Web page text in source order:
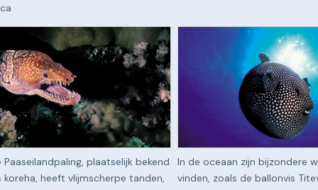
Paaseilandpaling, plaatselijk bekend
koreha, heeft vlijmscherpe tanden,
In de oceaan zijn bijzondere
vinden, zoals de ballonvis